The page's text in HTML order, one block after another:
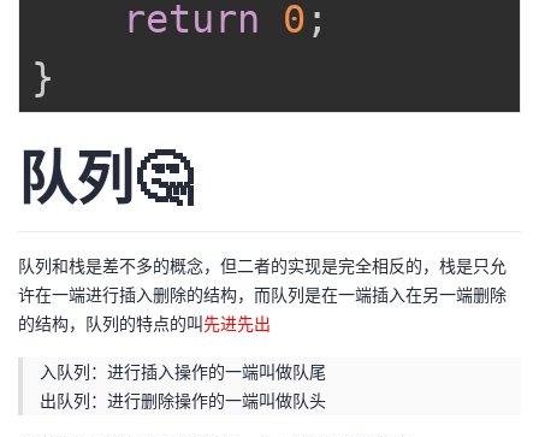
return 0 ;
}
队列🤔
队列和栈是差不多的概念，但二者的实现是完全相反的，栈是只允
许在一端进行插入删除的结构，而队列是在一端插入在另一端删除
的结构，队列的特点的叫先进先出
入队列：进行插入操作的一端叫做队尾
出队列：进行删除操作的一端叫做队头